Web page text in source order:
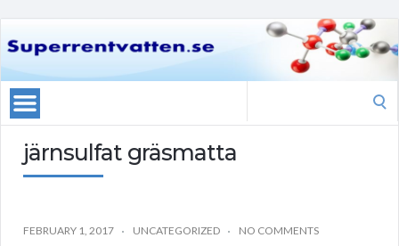
järnsulfat gräsmatta
FEBRUARY 1, 2017 UNCATEGORIZED NO COMMENTS